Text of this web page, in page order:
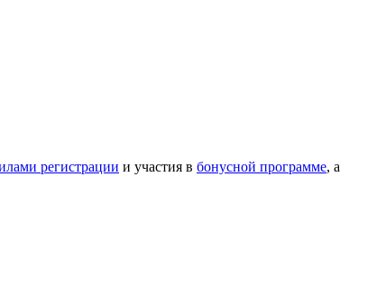
регистрации и участия в бонусной программе, а